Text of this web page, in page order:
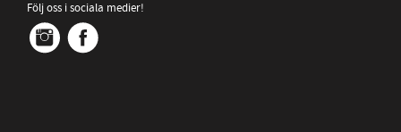
Följ oss i sociala medier!